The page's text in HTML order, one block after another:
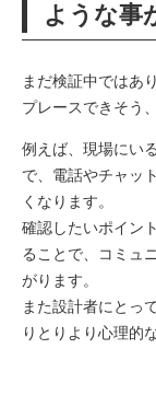
ような事
まだ検証中ではあ
プレースできそう
例えば、現場にい
で、電話やチャッ
くなります。
確認したいポイン
ることで、コミュ
がります。
また設計者にとっ
りとりより心理的